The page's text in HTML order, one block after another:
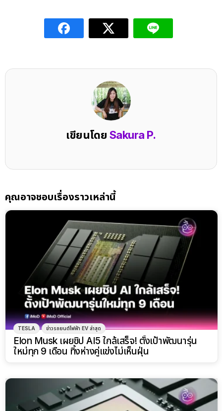
เขียนโดย Sakura P.
คุณอาจชอบเรื่องราวเหล่านี้
TESLA ข่าวรถยนต์ไฟฟ้า EV ล่าสุด
Elon Musk เผยชิป AI5 ใกล้เสร็จ! ตั้งเป้าพัฒนารุ่น
ใหม่ทุก 9 เดือน ทิ้งห่างคู่แข่งไม่เห็นฝุ่น